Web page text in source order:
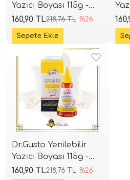
Yazıcı Boyası 115g -
Cyan
218,76 TL %26
160,90 TL
Dr.Gusto Yenilebilir
Yazıcı Boyası 115g -
Yellow
218,76 TL %26
160,90 TL